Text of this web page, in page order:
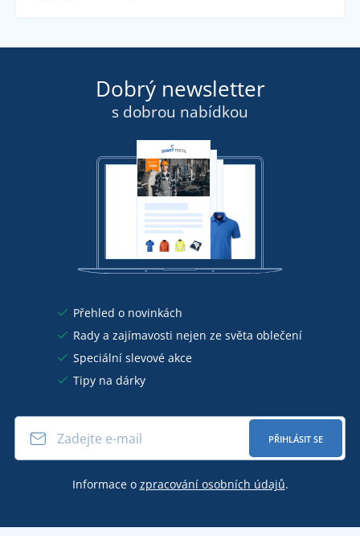
Dobrý newsletter
s dobrou nabídkou
Přehled o novinkách
Rady a zajímavosti nejen ze světa oblečení
Speciální slevové akce
Tipy na dárky
PŘIHLÁSIT SE
Informace o zpracování osobních údajů.